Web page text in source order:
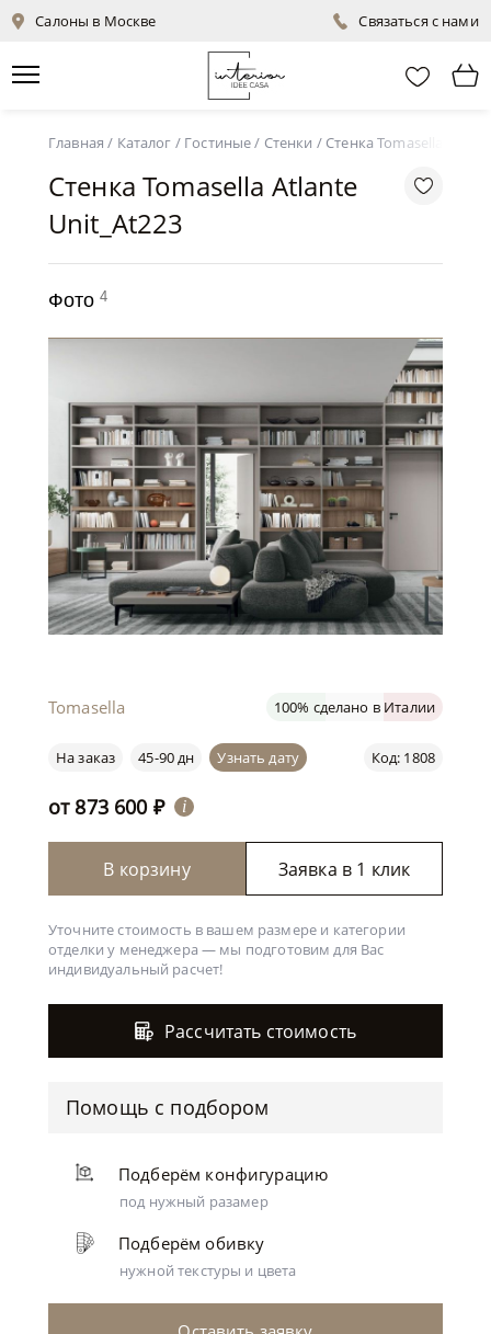
Салоны в Москве Связаться с нами
Главная / Каталог / Гостиные/ Стенки / Стенка Tomasella
Стенка Tomasella Atlante
Unit_At223
Фото 4
Tomasella 100% сделано в Италии
Код: 1808
На заказ 45-90 дн Узнать дату
от 873 600 ₽ i
В корзину Заявка в 1 клик
Уточните стоимость в вашем размере и категории
отделки у менеджера — мы подготовим для Вас
индивидуальный расчет!
Рассчитать стоимость
Помощь с подбором
Подберём конфигурацию
под нужный разамер
Подберём обивку
нужной текстуры и цвета